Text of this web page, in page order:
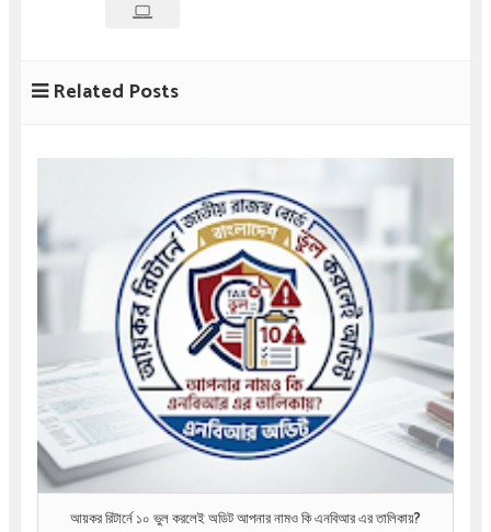
Related Posts
আয়কর রিটার্নে ১০ ভুল করলেই অডিট আপনার নামও কি এনবিআর এর তালিকায়?